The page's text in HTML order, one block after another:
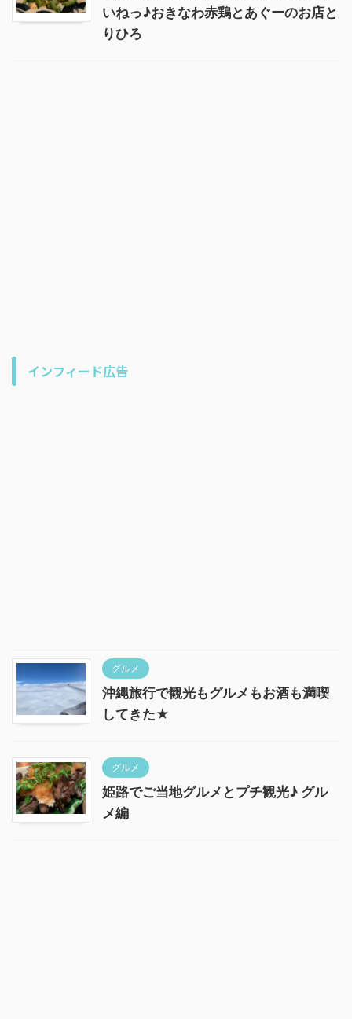
いねっ♪おきなわ赤鶏とあぐーのお店と
りひろ
インフィード広告
グルメ
沖縄旅行で観光もグルメもお酒も満喫
してきた★
グルメ
姫路でご当地グルメとプチ観光♪ グル
メ編